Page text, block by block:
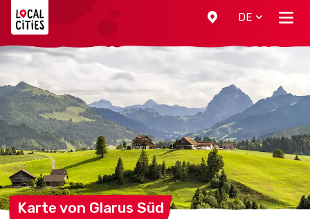
DE
Karte von Glarus Süd